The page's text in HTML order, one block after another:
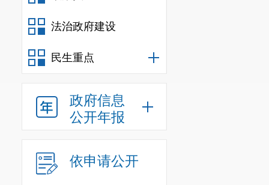
法治政府建设
民生重点
政府信息
公开年报
依申请公开